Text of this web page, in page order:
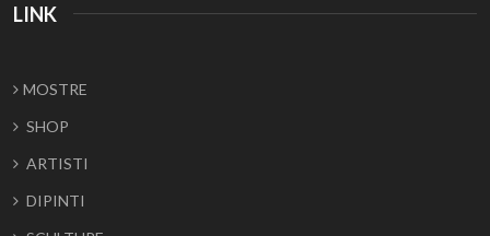
LINK
MOSTRE
SHOP
ARTISTI
DIPINTI